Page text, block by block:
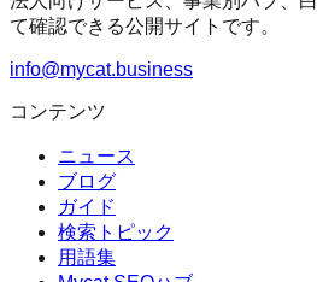
て確認できる公開サイトです。
info@mycat.business
コンテンツ
ニュース
ブログ
ガイド
検索トピック
用語集